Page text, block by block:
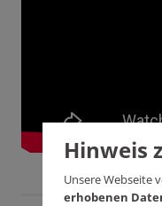
Hinweis
Unsere Webseite
erhobenen